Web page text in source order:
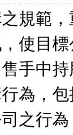
規範
使目
手中
為，
之行